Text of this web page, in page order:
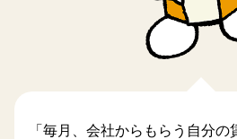
「毎月、会社からもらう自分